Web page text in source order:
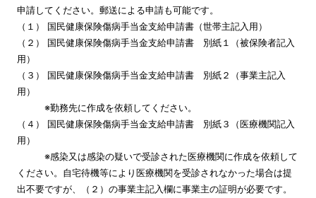
申請してください。郵送による申請も可能です。
（１） 国民健康保険傷病手当金支給申請書（世帯主記入用）
（２） 国民健康保険傷病手当金支給申請書 別紙１（被保険者記入
用）
（３） 国民健康保険傷病手当金支給申請書 別紙２（事業主記入
用）
※勤務先に作成を依頼してください。
（４） 国民健康保険傷病手当金支給申請書 別紙３（医療機関記入
用）
※感染又は感染の疑いで受診された医療機関に作成を依頼して
ください。自宅待機等により医療機関を受診されなかった場合は提
出不要ですが、（２）の事業主記入欄に事業主の証明が必要です。